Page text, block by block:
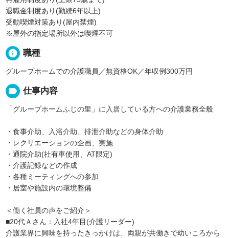
退職金制度あり(勤続6年以上)
受動喫煙対策あり(屋内禁煙)
※屋外の指定場所以外は喫煙不可
info 職種
グループホームでの介護職員／無資格OK／年収例300万円
label 仕事内容
「グループホームふじの里」に入居している方への介護業務全般
・食事介助、入浴介助、排泄介助などの身体介助
・レクリエーションの企画、実施
・通院介助(社有車使用、AT限定)
・介護記録などの作成
・各種ミーティングへの参加
・居室や施設内の環境整備
＜働く社員の声をご紹介＞
■20代Ａさん：入社4年目(介護リーダー)
介護業界に興味を持ったきっかけは、両親が共働きで幼いころから